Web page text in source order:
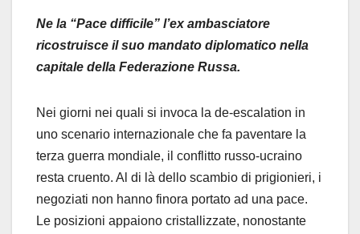
Ne la “Pace difficile” l’ex ambasciatore
ricostruisce il suo mandato diplomatico nella
capitale della Federazione Russa.
Nei giorni nei quali si invoca la de-escalation in
uno scenario internazionale che fa paventare la
terza guerra mondiale, il conflitto russo-ucraino
resta cruento. Al di là dello scambio di prigionieri, i
negoziati non hanno finora portato ad una pace.
Le posizioni appaiono cristallizzate, nonostante